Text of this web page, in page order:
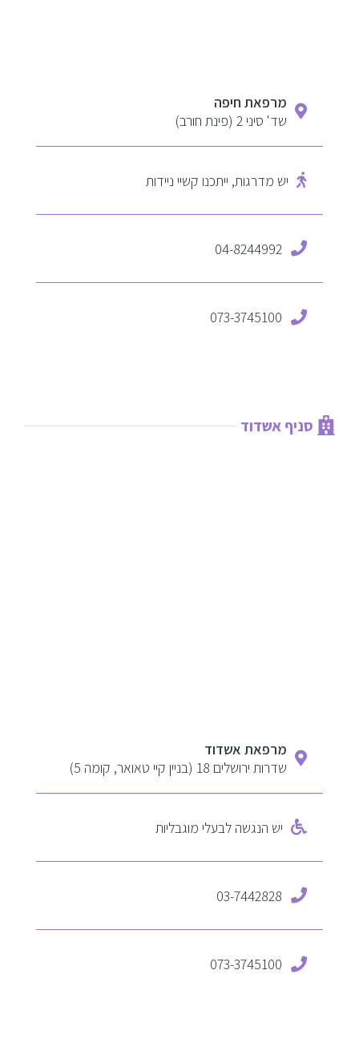
מרפאת חיפה
שד' סיני 2 (פינת חורב)
יש מדרגות, ייתכנו קשיי ניידות
04-8244992
073-3745100
סניף אשדוד
מרפאת אשדוד
שדרות ירושלים 18 (בניין קיי טאואר, קומה 5)
יש הנגשה לבעלי מוגבליות
03-7442828
073-3745100